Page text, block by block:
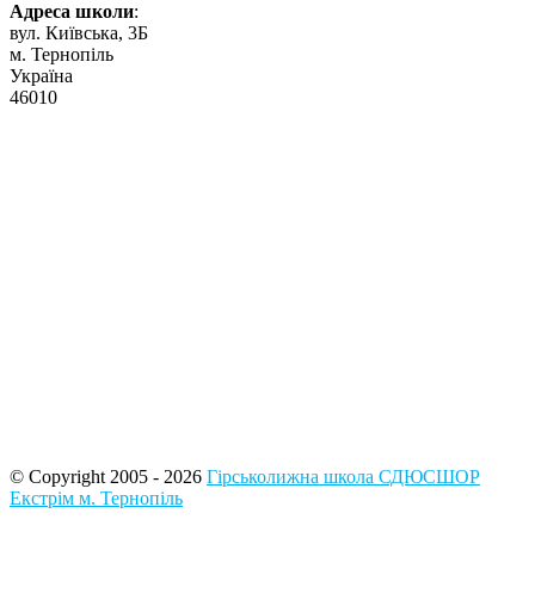
Адреса школи:
вул. Київська, 3Б
м. Тернопіль
Україна
46010
© Copyright 2005 - 2026 Гірськолижна школа СДЮСШОР
Екстрім м. Тернопіль